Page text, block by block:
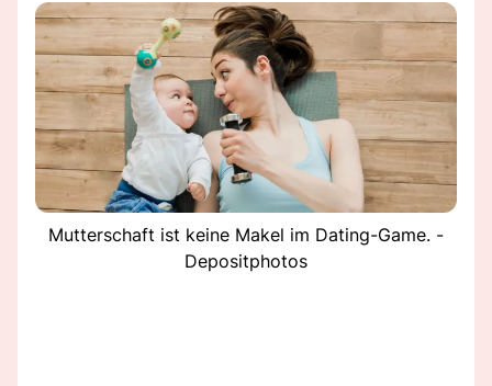
Mutterschaft ist keine Makel im Dating-Game. -
Depositphotos